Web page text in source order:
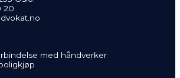
20
med håndverker